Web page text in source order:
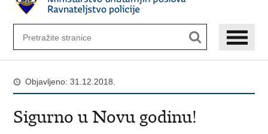
Objavljeno: 31.12.2018.
Sigurno u Novu godinu!